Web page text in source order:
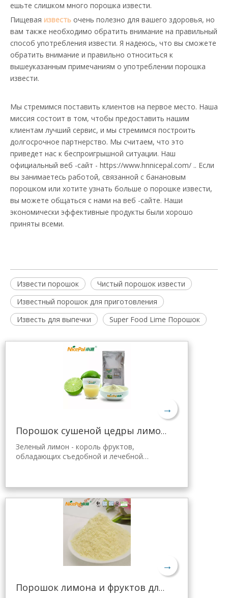
ешьте слишком много порошка извести.
Пищевая известь очень полезно для вашего здоровья, но
вам также необходимо обратить внимание на правильный
способ употребления извести. Я надеюсь, что вы сможете
обратить внимание и правильно относиться к
вышеуказанным примечаниям о употреблении порошка
извести.
Мы стремимся поставить клиентов на первое место. Наша
миссия состоит в том, чтобы предоставить нашим
клиентам лучший сервис, и мы стремимся построить
долгосрочное партнерство. Мы считаем, что это
приведет нас к беспроигрышной ситуации. Наш
официальный веб -сайт - https://www.hnnicepal.com/ .. Если
вы занимаетесь работой, связанной с банановым
порошком или хотите узнать больше о порошке извести,
вы можете общаться с нами на веб -сайте. Наши
экономически эффективные продукты были хорошо
приняты всеми.
Извести порошок
Чистый порошок извести
Известный порошок для приготовления
Известь для выпечки
Super Food Lime Порошок
→
Порошок сушеной цедры лимона оптом
Зеленый лимон - король фруктов,
обладающих съедобной и лечебной
Хайнань, полученного с помощью самой
распылительной сушки и обработки,
которая хорошо сохраняет его
питательные свойства и аромат свежего
лимона. Мгновенно растворяется, удобен
→
Порошок лимона и фруктов для желе Tang